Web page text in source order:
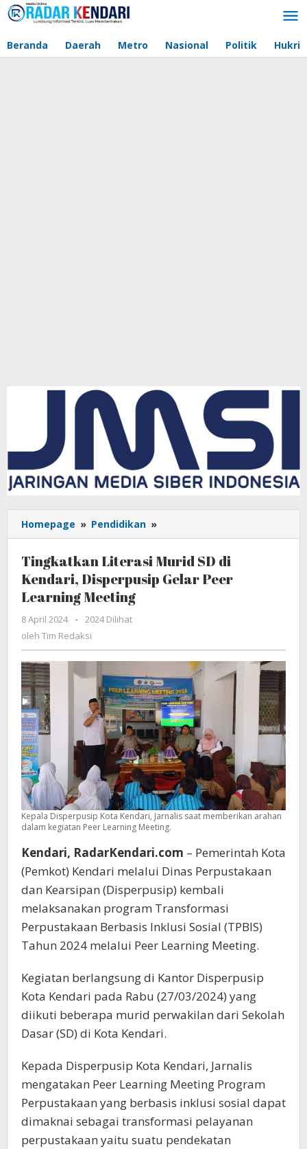
Lewati
ke
Beranda Daerah Metro Nasional Politik
Homepage » Pendidikan »
Literasi
SD
di
Learning
Meeting
Tingkatkan Literasi Murid SD di
Kendari, Disperpusip Gelar Peer
Learning Meeting
8 April 2024
oleh
Tim
-
2024 Dilihat
oleh Tim Redaksi
Kepala Disperpusip Kota Kendari, Jarnalis saat memberikan arahan
dalam kegiatan Peer Learning Meeting.
Kendari, RadarKendari.com – Pemerintah Kota
(Pemkot) Kendari melalui Dinas Perpustakaan
dan Kearsipan (Disperpusip) kembali
melaksanakan program Transformasi
Perpustakaan Berbasis Inklusi Sosial (TPBIS)
Tahun 2024 melalui Peer Learning Meeting.
Kegiatan berlangsung di Kantor Disperpusip
Kota Kendari pada Rabu (27/03/2024) yang
diikuti beberapa murid perwakilan dari Sekolah
Dasar (SD) di Kota Kendari.
Kepada Disperpusip Kota Kendari, Jarnalis
mengatakan Peer Learning Meeting Program
Perpustakaan yang berbasis inklusi sosial dapat
dimaknai sebagai transformasi pelayanan
perpustakaan yaitu suatu pendekatan